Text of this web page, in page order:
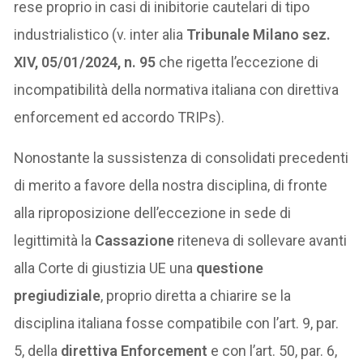
rese proprio in casi di inibitorie cautelari di tipo
industrialistico (v. inter alia Tribunale Milano sez.
XIV, 05/01/2024, n. 95 che rigetta l’eccezione di
incompatibilità della normativa italiana con direttiva
enforcement ed accordo TRIPs).
Nonostante la sussistenza di consolidati precedenti
di merito a favore della nostra disciplina, di fronte
alla riproposizione dell’eccezione in sede di
legittimità la Cassazione riteneva di sollevare avanti
alla Corte di giustizia UE una questione
pregiudiziale, proprio diretta a chiarire se la
disciplina italiana fosse compatibile con l’art. 9, par.
5, della direttiva Enforcement e con l’art. 50, par. 6,